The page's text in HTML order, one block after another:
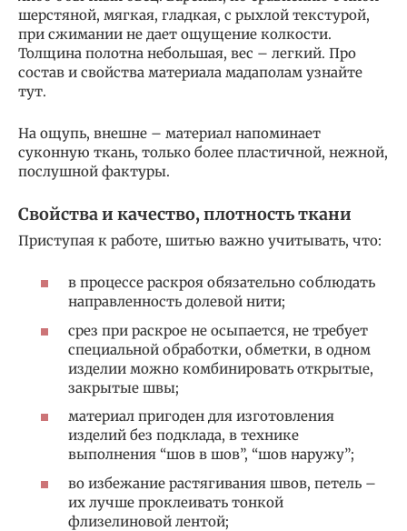
шерстяной, мягкая, гладкая, с рыхлой текстурой,
при сжимании не дает ощущение колкости.
Толщина полотна небольшая, вес – легкий. Про
состав и свойства материала мадаполам узнайте
тут.
На ощупь, внешне – материал напоминает
суконную ткань, только более пластичной, нежной,
послушной фактуры.
Свойства и качество, плотность ткани
Приступая к работе, шитью важно учитывать, что:
в процессе раскроя обязательно соблюдать
направленность долевой нити;
срез при раскрое не осыпается, не требует
специальной обработки, обметки, в одном
изделии можно комбинировать открытые,
закрытые швы;
материал пригоден для изготовления
изделий без подклада, в технике
выполнения “шов в шов”, “шов наружу”;
во избежание растягивания швов, петель –
их лучше проклеивать тонкой
флизелиновой лентой;